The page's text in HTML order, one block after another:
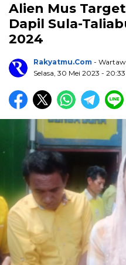
Alien Mus
Dapil Sula-
2024
Rakyatmu.com -
Selasa, 30 Mei 2023 -